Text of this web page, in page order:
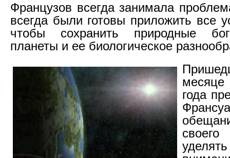
Французов всегда занимала
всегда были готовы приложить все
чтобы сохранить природные
планеты и ее биологическое
года